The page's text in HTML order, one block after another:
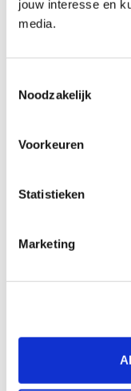
jouw interesse en
media.
Noodzakelijk
Voorkeuren
Statistieken
Marketing
Uit2020
MotoPort Hillegom